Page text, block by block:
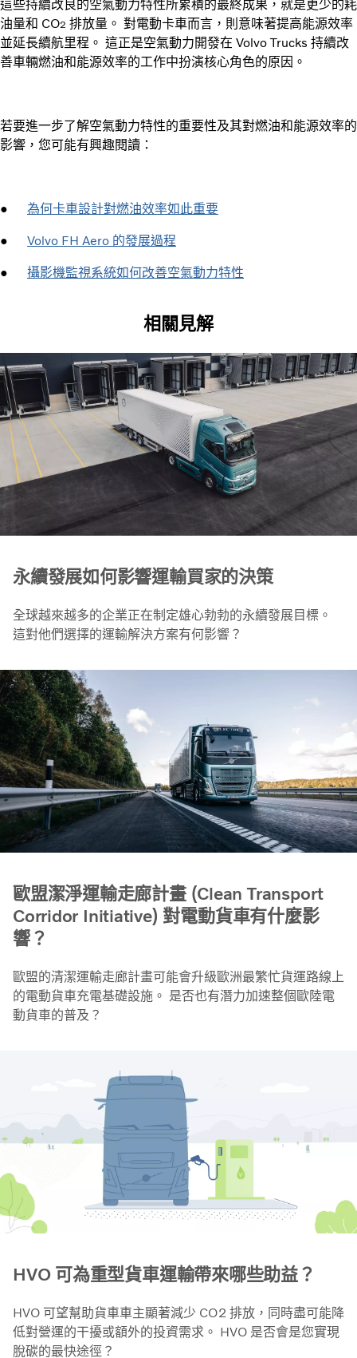
這些持續改良的空氣動力特性所累積的最終成果，就是更少的耗
油量和 CO2 排放量。 對電動卡車而言，則意味著提高能源效率
並延長續航里程。 這正是空氣動力開發在 Volvo Trucks 持續改
善車輛燃油和能源效率的工作中扮演核心角色的原因。
若要進一步了解空氣動力特性的重要性及其對燃油和能源效率的
影響，您可能有興趣閱讀：
● 為何卡車設計對燃油效率如此重要
● Volvo FH Aero 的發展過程
● 攝影機監視系統如何改善空氣動力特性
相關見解
永續發展如何影響運輸買家的決策
全球越來越多的企業正在制定雄心勃勃的永續發展目標。
這對他們選擇的運輸解決方案有何影響？
歐盟潔淨運輸走廊計畫 (Clean Transport
Corridor Initiative) 對電動貨車有什麼影
響？
歐盟的清潔運輸走廊計畫可能會升級歐洲最繁忙貨運路線上
的電動貨車充電基礎設施。 是否也有潛力加速整個歐陸電
動貨車的普及？
HVO 可為重型貨車運輸帶來哪些助益？
HVO 可望幫助貨車車主顯著減少 CO2 排放，同時盡可能降
低對營運的干擾或額外的投資需求。 HVO 是否會是您實現
脫碳的最快途徑？